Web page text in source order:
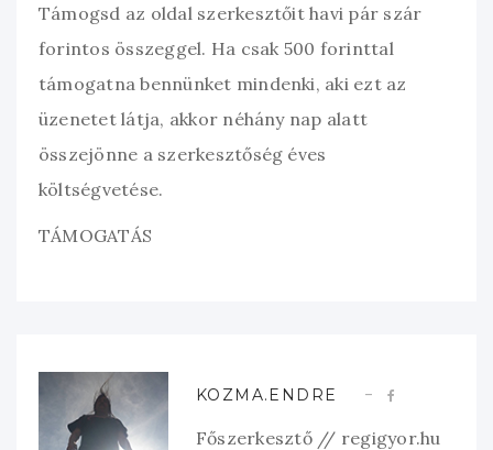
Támogsd az oldal szerkesztőit havi pár szár
forintos összeggel. Ha csak 500 forinttal
támogatna bennünket mindenki, aki ezt az
üzenetet látja, akkor néhány nap alatt
összejönne a szerkesztőség éves
költségvetése.
TÁMOGATÁS
KOZMA.ENDRE
Főszerkesztő // regigyor.hu